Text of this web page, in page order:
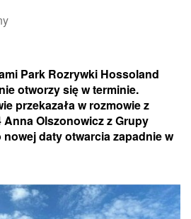
Park Rozrywki Hossoland
otworzy się w terminie.
przekazała w rozmowie z
Anna Olszonowicz z Grupy
daty otwarcia zapadnie w